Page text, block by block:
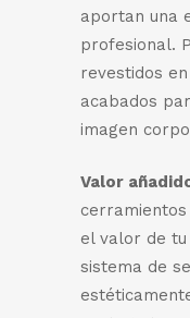
aportan una
profesional.
revestidos
acabados
imagen
Valor
el valor de
sistema de